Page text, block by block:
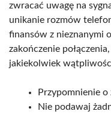
zwracać uwagę na
unikanie rozmów
finansów z nieznanymi
zakończenie
jakiekolwiek
Przypomnienie
Nie podawaj